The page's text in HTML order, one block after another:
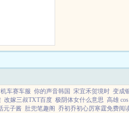
车赛车服 你的声音韩国 宋宜禾贺境时 变成
改嫁三叔TXT百度 极阴体女什么意思 高雄 cos
元子酱 肚兜笔趣阁 乔初乔初心厉寒霆免费阅